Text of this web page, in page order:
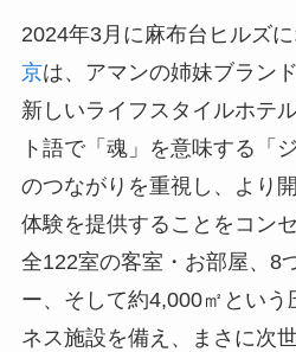
2024年3月に麻布台ヒルズ
京は、アマンの姉妹ブラン
新しいライフスタイルホテ
ト語で「魂」を意味する「
のつながりを重視し、より
体験を提供することをコン
全122室の客室・お部屋、8
ー、そして約4,000㎡とい
ネス施設を備え、まさに次